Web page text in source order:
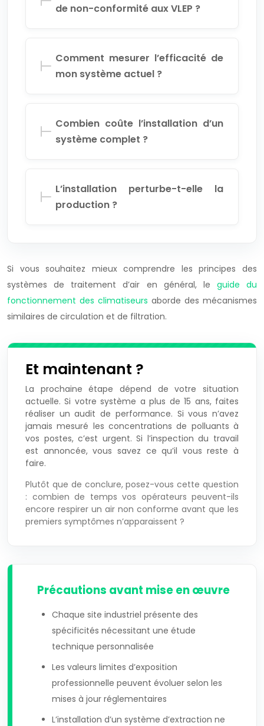
de non-conformité aux VLEP ?
Comment mesurer l’efficacité de
mon système actuel ?
Combien coûte l’installation d’un
système complet ?
L’installation perturbe-t-elle la
production ?
Si vous souhaitez mieux comprendre les principes des
systèmes de traitement d’air en général, le guide du
fonctionnement des climatiseurs aborde des mécanismes
similaires de circulation et de filtration.
Et maintenant ?
La prochaine étape dépend de votre situation
actuelle. Si votre système a plus de 15 ans, faites
réaliser unaudit de performance. Si vous n’avez
jamais mesuré les concentrations de polluants à
vos postes, c’est urgent. Si l’inspection du travail
est annoncée, vous savez ce qu’il vous reste à
faire.
Plutôt que de conclure, posez-vous cette question
: combien de temps vos opérateurs peuvent-ils
encore respirer un air non conforme avant que les
premiers symptômes n’apparaissent ?
Précautions avant mise en œuvre
Chaque site industriel présente des
spécificités nécessitant une étude
technique personnalisée
Les valeurs limites d’exposition
professionnelle peuvent évoluer selon les
mises à jour réglementaires
L’installation d’un système d’extraction ne